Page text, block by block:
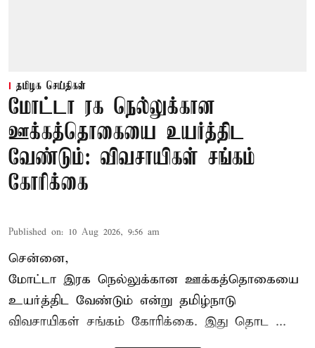
தமிழக செய்திகள்
மோட்டா ரக நெல்லுக்கான
ஊக்கத்தொகையை உயர்த்திட
வேண்டும்: விவசாயிகள் சங்கம்
கோரிக்கை
Published on: 10 Aug 2026, 9:56 am
சென்னை,
மோட்டா இரக நெல்லுக்கான ஊக்கத்தொகையை
உயர்த்திட வேண்டும் என்று தமிழ்நாடு
விவசாயிகள் சங்கம் கோரிக்கை. இது தொட ...